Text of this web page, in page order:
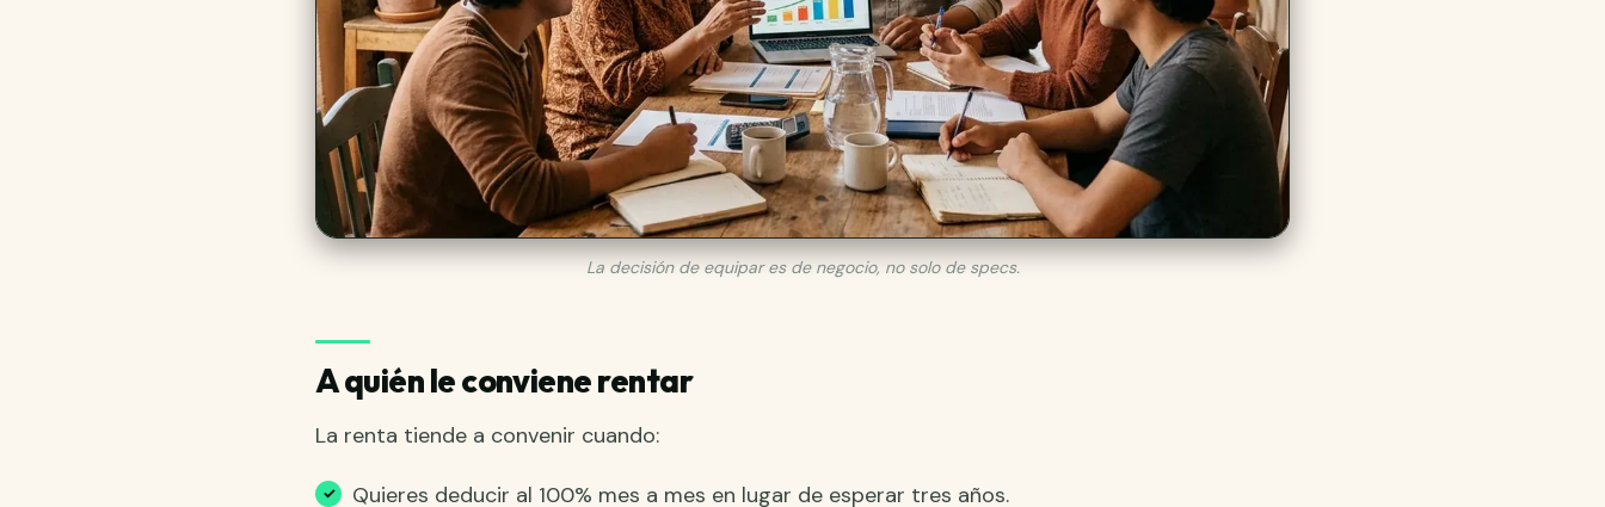
La decisión de equipar es de negocio, no solo de specs.
A quién le conviene rentar
La renta tiende a convenir cuando:
Quieres deducir al 100% mes a mes en lugar de esperar tres años.